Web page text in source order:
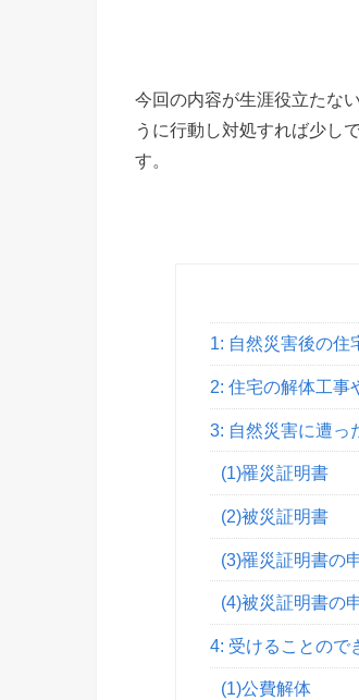
今回の内容が生涯役立たな
うに行動し対処すれば少し
す。
1: 自然災害後の住
2: 住宅の解体工事
3: 自然災害に遭っ
(1)罹災証明書
(2)被災証明書
(3)罹災証明書の
(4)被災証明書の
4: 受けることので
(1)公費解体